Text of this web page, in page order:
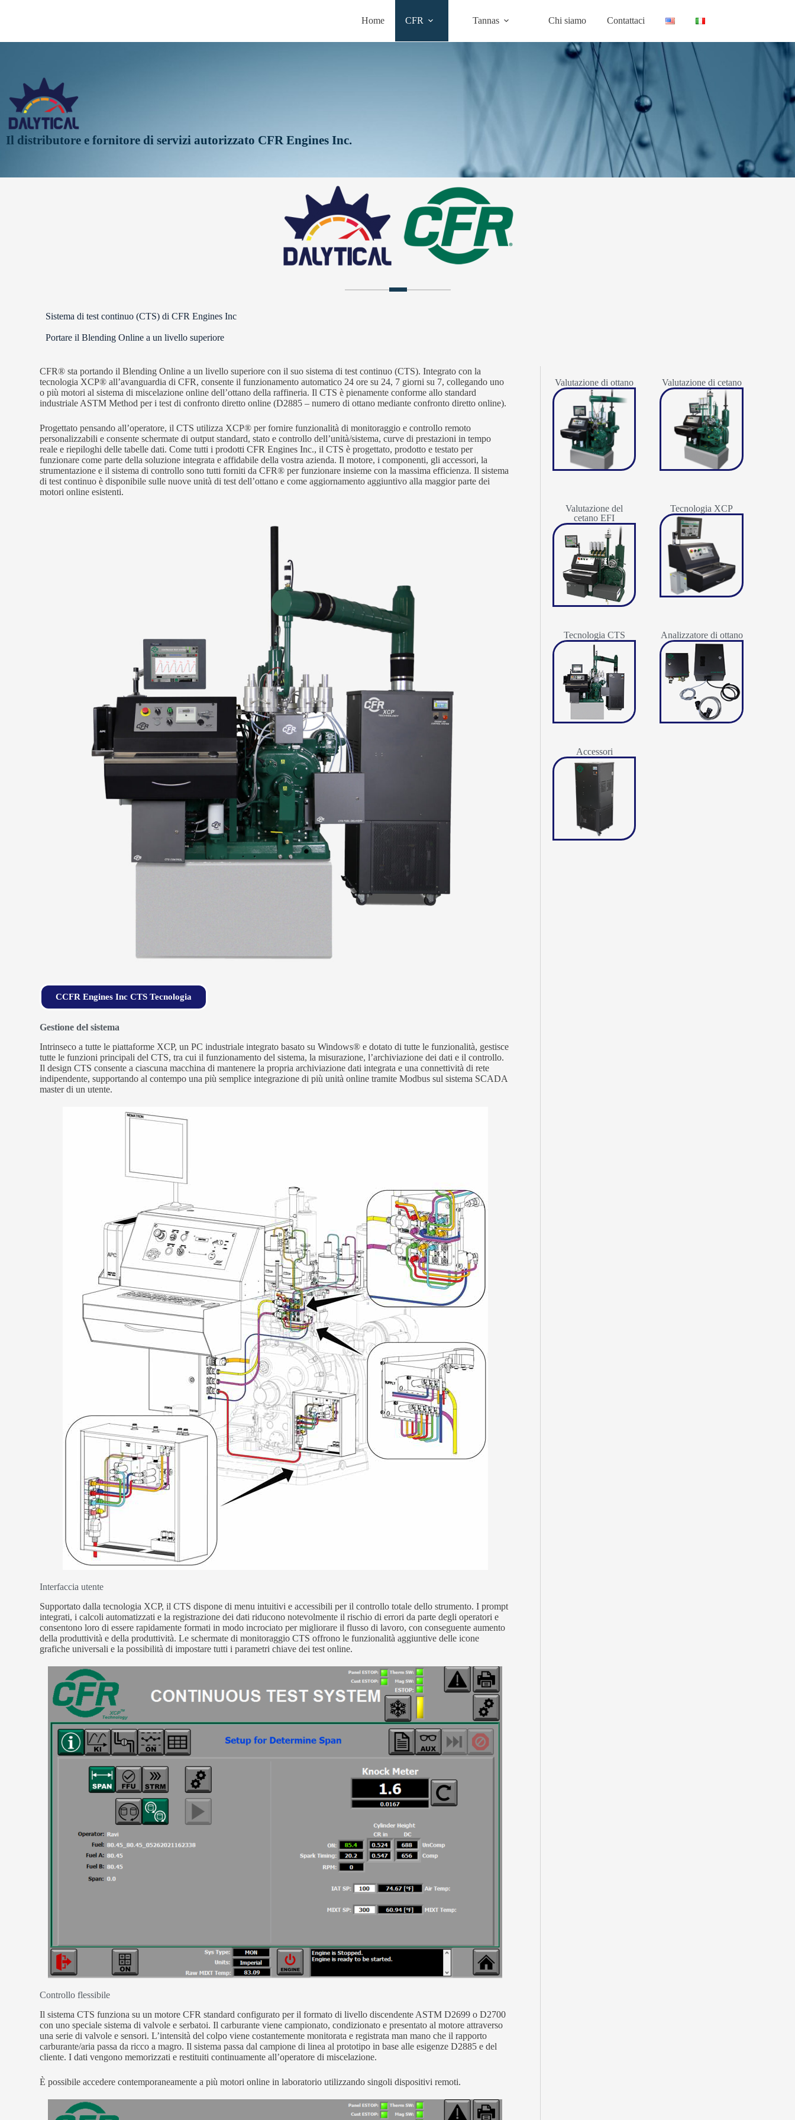
Home CFR Tannas Chi siamo Contattaci
Il distributore e fornitore di servizi autorizzato CFR Engines Inc.
Sistema di test continuo (CTS) di CFR Engines Inc
Portare il Blending Online a un livello superiore
CFR® sta portando il Blending Online a un livello superiore con il suo sistema di test continuo (CTS). Integrato con la
tecnologia XCP® all’avanguardia di CFR, consente il funzionamento automatico 24 ore su 24, 7 giorni su 7, collegando uno
o più motori al sistema di miscelazione online dell’ottano della raffineria. Il CTS è pienamente conforme allo standard
industriale ASTM Method per i test di confronto diretto online (D2885 – numero di ottano mediante confronto diretto online).
Progettato pensando all’operatore, il CTS utilizza XCP® per fornire funzionalità di monitoraggio e controllo remoto
personalizzabili e consente schermate di output standard, stato e controllo dell’unità/sistema, curve di prestazioni in tempo
reale e riepiloghi delle tabelle dati. Come tutti i prodotti CFR Engines Inc., il CTS è progettato, prodotto e testato per
funzionare come parte della soluzione integrata e affidabile della vostra azienda. Il motore, i componenti, gli accessori, la
strumentazione e il sistema di controllo sono tutti forniti da CFR® per funzionare insieme con la massima efficienza. Il sistema
di test continuo è disponibile sulle nuove unità di test dell’ottano e come aggiornamento aggiuntivo alla maggior parte dei
motori online esistenti.
CCFR Engines Inc CTS Tecnologia
Gestione del sistema
Intrinseco a tutte le piattaforme XCP, un PC industriale integrato basato su Windows® e dotato di tutte le funzionalità, gestisce
tutte le funzioni principali del CTS, tra cui il funzionamento del sistema, la misurazione, l’archiviazione dei dati e il controllo.
Il design CTS consente a ciascuna macchina di mantenere la propria archiviazione dati integrata e una connettività di rete
indipendente, supportando al contempo una più semplice integrazione di più unità online tramite Modbus sul sistema SCADA
master di un utente.
Interfaccia utente
Supportato dalla tecnologia XCP, il CTS dispone di menu intuitivi e accessibili per il controllo totale dello strumento. I prompt
integrati, i calcoli automatizzati e la registrazione dei dati riducono notevolmente il rischio di errori da parte degli operatori e
consentono loro di essere rapidamente formati in modo incrociato per migliorare il flusso di lavoro, con conseguente aumento
della produttività e della produttività. Le schermate di monitoraggio CTS offrono le funzionalità aggiuntive delle icone
grafiche universali e la possibilità di impostare tutti i parametri chiave dei test online.
Controllo flessibile
Il sistema CTS funziona su un motore CFR standard configurato per il formato di livello discendente ASTM D2699 o D2700
con uno speciale sistema di valvole e serbatoi. Il carburante viene campionato, condizionato e presentato al motore attraverso
una serie di valvole e sensori. L’intensità del colpo viene costantemente monitorata e registrata man mano che il rapporto
carburante/aria passa da ricco a magro. Il sistema passa dal campione di linea al prototipo in base alle esigenze D2885 e del
cliente. I dati vengono memorizzati e restituiti continuamente all’operatore di miscelazione.
È possibile accedere contemporaneamente a più motori online in laboratorio utilizzando singoli dispositivi remoti.
Valutazione di ottano Valutazione di cetano
Valutazione del
cetano EFI
Tecnologia XCP
Tecnologia CTS Analizzatore di ottano
Accessori